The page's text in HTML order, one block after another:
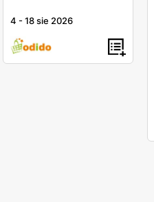
4 -18 sie 2026